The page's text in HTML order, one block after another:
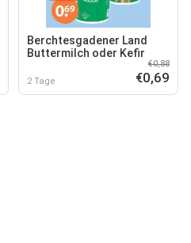
Berchtesgadener Land
Buttermilch oder Kefir
2 Tage
€0,88
€0,69